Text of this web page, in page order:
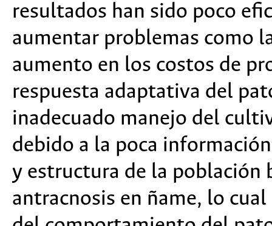
resultados han sido poco
aumentar problemas como
aumento en los costos de
respuesta adaptativa del
inadecuado manejo del
debido a la poca
y estructura de la población
antracnosis en ñame, lo